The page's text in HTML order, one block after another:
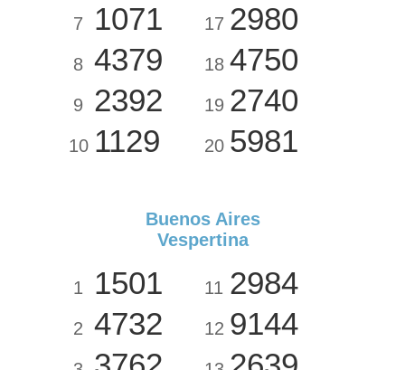
7 1071
8 4379
9 2392
10 1129
17 2980
18 4750
19 2740
20 5981
Buenos Aires
Vespertina
1 1501
2 4732
11 2984
12 9144